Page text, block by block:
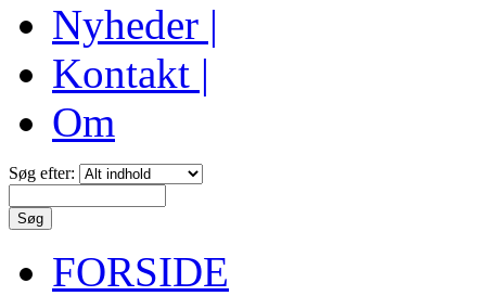
Nyheder |
Kontakt |
Om
Søg efter:
FORSIDE